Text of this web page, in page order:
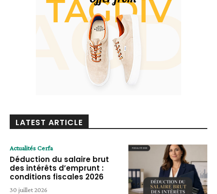
LATEST ARTICLE
Actualités Cerfa
Déduction du salaire brut
des intérêts d’emprunt :
conditions fiscales 2026
30 juillet 2026